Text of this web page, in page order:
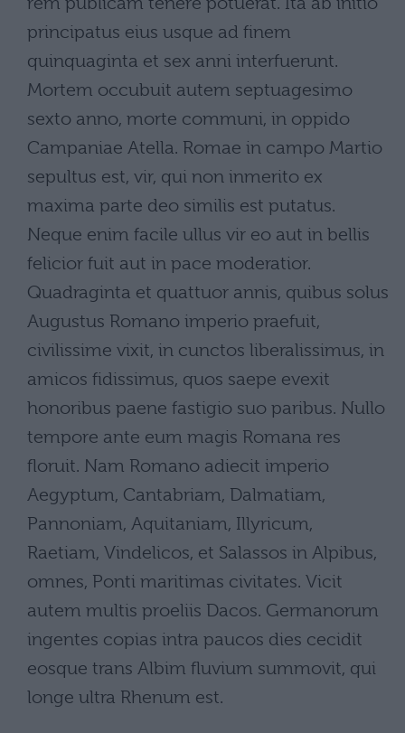
principatus eius usque ad finem
quinquaginta et sex anni interfuerunt.
Mortem occubuit autem septuagesimo
sexto anno, morte communi, in oppido
Campaniae Atella. Romae in campo Martio
sepultus est, vir, qui non inmerito ex
maxima parte deo similis est putatus.
Neque enim facile ullus vir eo aut in bellis
felicior fuit aut in pace moderatior.
Quadraginta et quattuor annis, quibus solus
Augustus Romano imperio praefuit,
civilissime vixit, in cunctos liberalissimus, in
amicos fidissimus, quos saepe evexit
honoribus paene fastigio suo paribus. Nullo
tempore ante eum magis Romana res
floruit. Nam Romano adiecit imperio
Aegyptum, Cantabriam, Dalmatiam,
Pannoniam, Aquitaniam, Illyricum,
Raetiam, Vindelicos, et Salassos in Alpibus,
omnes, Ponti maritimas civitates. Vicit
autem multis proeliis Dacos. Germanorum
ingentes copias intra paucos dies cecidit
eosque trans Albim fluvium summovit, qui
longe ultra Rhenum est.